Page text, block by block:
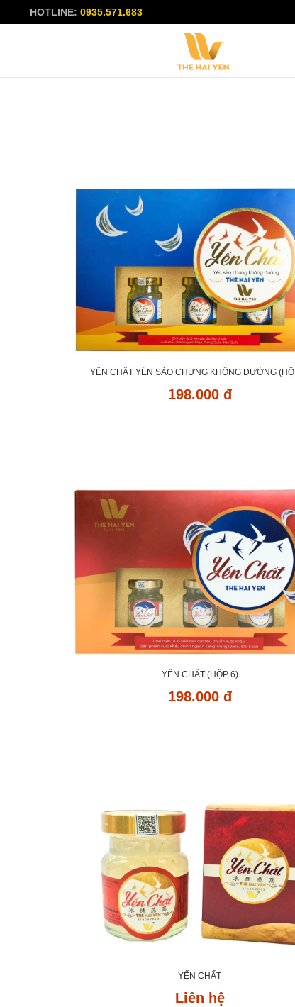
HOTLINE: 0935.571.683
YẾN CHẤT YẾN SÀO CHƯNG KHÔNG ĐƯỜNG
198.000 đ
YẾN CHẤT (HỘP 6)
198.000 đ
YẾN CHẤT
Liên hệ